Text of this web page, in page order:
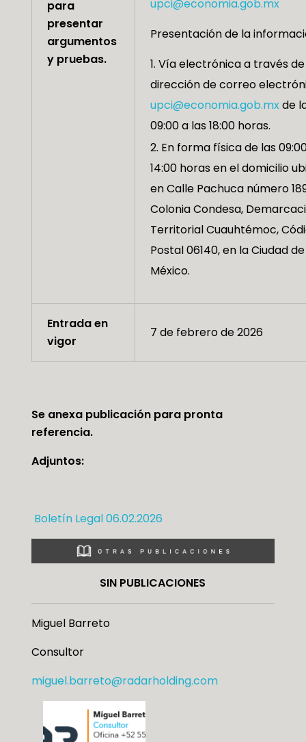
para
presentar
argumentos
y pruebas.
upci@economia.gob.mx
Presentación de la
Vía electrónica a través
dirección de correo
upci@economia.gob.mxde
09:00 a las 18:00 horas.
En forma física de las
14:00 horas en el domicilio
en Calle Pachuca número
Colonia Condesa,
Territorial Cuauhtémoc,
Postal 06140, en la Ciudad de
México.
Entrada en
vigor
7 de febrero de 2026
Se anexa publicación para pronta
referencia.
Adjuntos:
Boletín Legal 06.02.2026
SIN PUBLICACIONES
Miguel Barreto
Consultor
miguel.barreto@radarholding.com